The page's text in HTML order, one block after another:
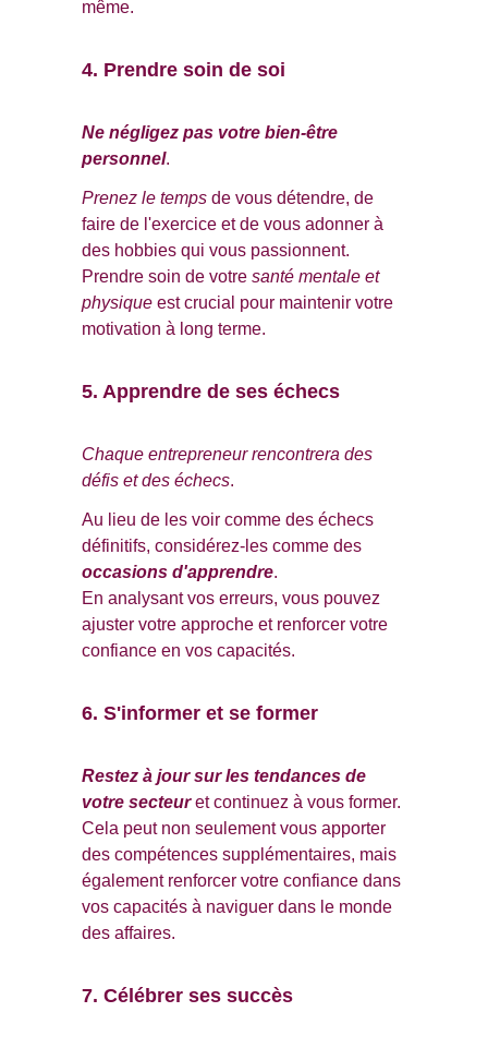
même.
4. Prendre soin de soi
Ne négligez pas votre bien-être
personnel.
Prenez le temps de vous détendre, de
faire de l'exercice et de vous adonner à
des hobbies qui vous passionnent.
Prendre soin de votre santé mentale et
physique est crucial pour maintenir votre
motivation à long terme.
5. Apprendre de ses échecs
Chaque entrepreneur rencontrera des
défis et des échecs.
Au lieu de les voir comme des échecs
définitifs, considérez-les comme des
occasions d'apprendre.
En analysant vos erreurs, vous pouvez
ajuster votre approche et renforcer votre
confiance en vos capacités.
6. S'informer et se former
Restez à jour sur les tendances de
votre secteur et continuez à vous former.
Cela peut non seulement vous apporter
des compétences supplémentaires, mais
également renforcer votre confiance dans
vos capacités à naviguer dans le monde
des affaires.
7. Célébrer ses succès